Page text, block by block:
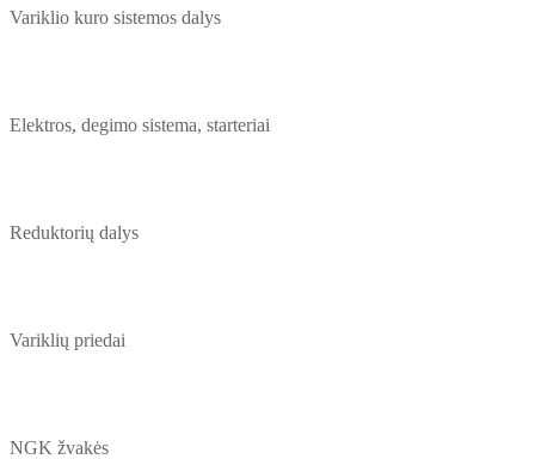
Variklio kuro sistemos dalys
Elektros, degimo sistema, starteriai
Reduktorių dalys
Variklių priedai
NGK žvakės